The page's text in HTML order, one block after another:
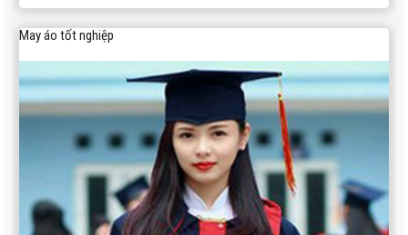
May áo tốt nghiệp